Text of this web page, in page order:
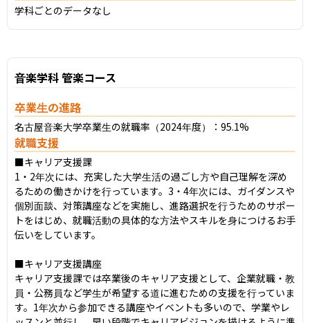
学科ごとのデータなし
音楽学科 管楽コース
卒業生の進路
名古屋音楽大学卒業生の就職率（2024年度）：95.1%
就職支援
■キャリア支援課
1・2年次には、充実した大学生活の過ごし方や自己理解を深め
るための働きかけを行っています。3・4年次には、ガイダンスや
個別面談、対策講座などを実施し、進路選択を行うためのサポー
トをはじめ、就職活動の具体的な方法やスキルを身につけるお手
伝いをしています。
■キャリア支援講座
キャリア支援課では卒業後のキャリア支援として、企業就職・教
員・公務員など学生が希望する道に進むための支援を行っていま
す。1年次から参加できる講座やイベントも多いので、学業やレ